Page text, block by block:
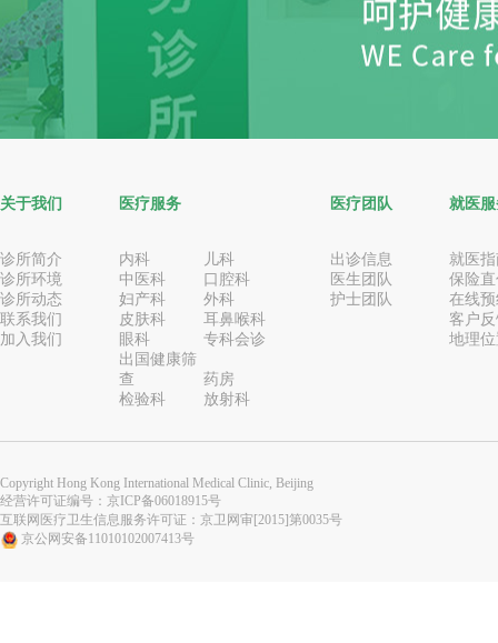
关于我们
诊所简介
诊所环境
诊所动态
联系我们
加入我们
医疗服务
内科
儿科
中医科
口腔科
妇产科
外科
皮肤科
耳鼻喉科
眼科
专科会诊
出国健康筛
查
药房
检验科
放射科
医疗团队
出诊信息
医生团队
护士团队
就医
就医
保险
在线
客户
地理
Copyright Hong Kong International Medical Clinic, Beijing
经营许可证编号： 京ICP备06018915号
互联网医疗卫生信息服务许可证：京卫网审[2015]第0035号
京公网安备11010102007413号